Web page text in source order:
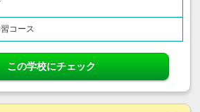
コース
この学校にチェック